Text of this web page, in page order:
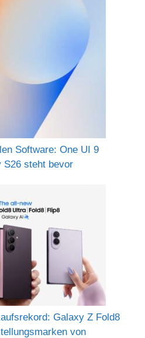
Software: One UI 9
S26 steht bevor
Galaxy Z Fold8
von